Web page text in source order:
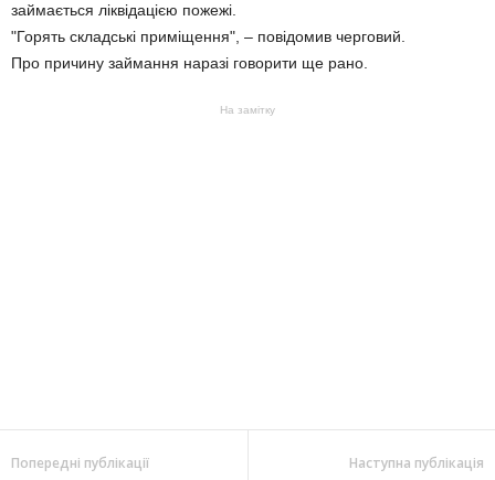
займається ліквідацією пожежі.
"Горять складські приміщення", – повідомив черговий.
Про причину займання наразі говорити ще рано.
На замітку
Попередні публікації Наступна публікація